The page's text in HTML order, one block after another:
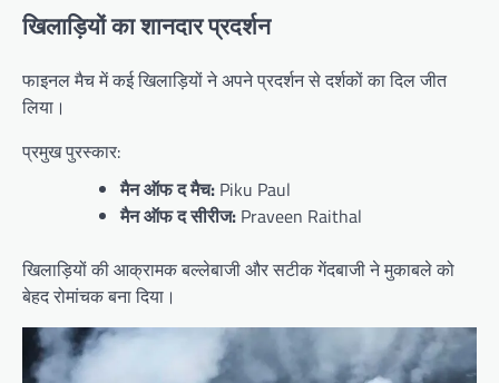
खिलाड़ियों का शानदार प्रदर्शन
फाइनल मैच में कई खिलाड़ियों ने अपने प्रदर्शन से दर्शकों का दिल जीत
लिया।
प्रमुख पुरस्कार:
मैन ऑफ द मैच: Piku Paul
मैन ऑफ द सीरीज: Praveen Raithal
खिलाड़ियों की आक्रामक बल्लेबाजी और सटीक गेंदबाजी ने मुकाबले को
बेहद रोमांचक बना दिया।